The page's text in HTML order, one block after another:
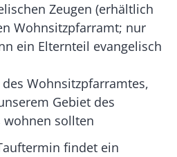
Zeugen (erhältlich
Wohnsitzpfarramt; nur
ein Elternteil evangelisch
Wohnsitzpfarramtes,
Gebiet des
wohnen sollten
findet ein